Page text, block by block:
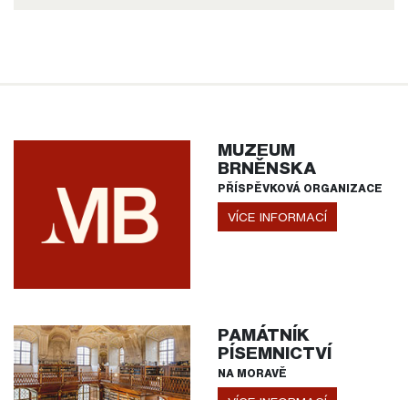
MUZEUM
BRNĚNSKA
PŘÍSPĚVKOVÁ ORGANIZACE
VÍCE INFORMACÍ
PAMÁTNÍK
PÍSEMNICTVÍ
NA MORAVĚ